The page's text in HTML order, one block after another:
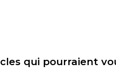
qui pourraient